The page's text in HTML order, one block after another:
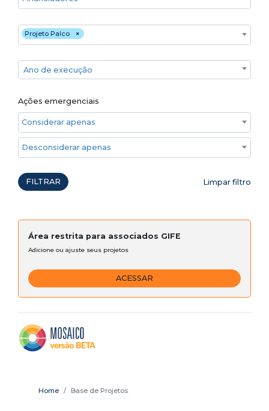
Executores ×
Projeto Palco
Ano de execução
Ano de execução
Ações emergenciais
Considerar apenas ações emergenciais
Desconsiderar apenas ações emergenciais
FILTRAR Limpar filtro
Área restrita para associados GIFE
Adicione ou ajuste seus projetos
ACESSAR
Home Base de Projetos